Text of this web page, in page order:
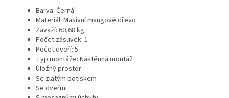
Barva: Černá
Materiál: Masivní mangové dřevo
Závaží: 60,68 kg
Počet zásuvek: 1
Počet dveří: 5
Typ montáže: Nástěnná montáž
Úložný prostor
Se zlatým potiskem
Se dveřmi